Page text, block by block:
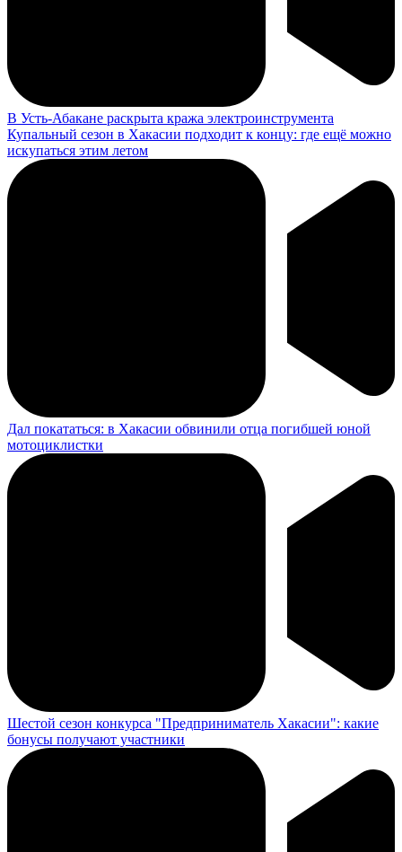
В Усть-Абакане раскрыта кража электроинструмента
Купальный сезон в Хакасии подходит к концу: где ещё можно
искупаться этим летом
Дал покататься: в Хакасии обвинили отца погибшей юной
мотоциклистки
Шестой сезон конкурса "Предприниматель Хакасии": какие
бонусы получают участники